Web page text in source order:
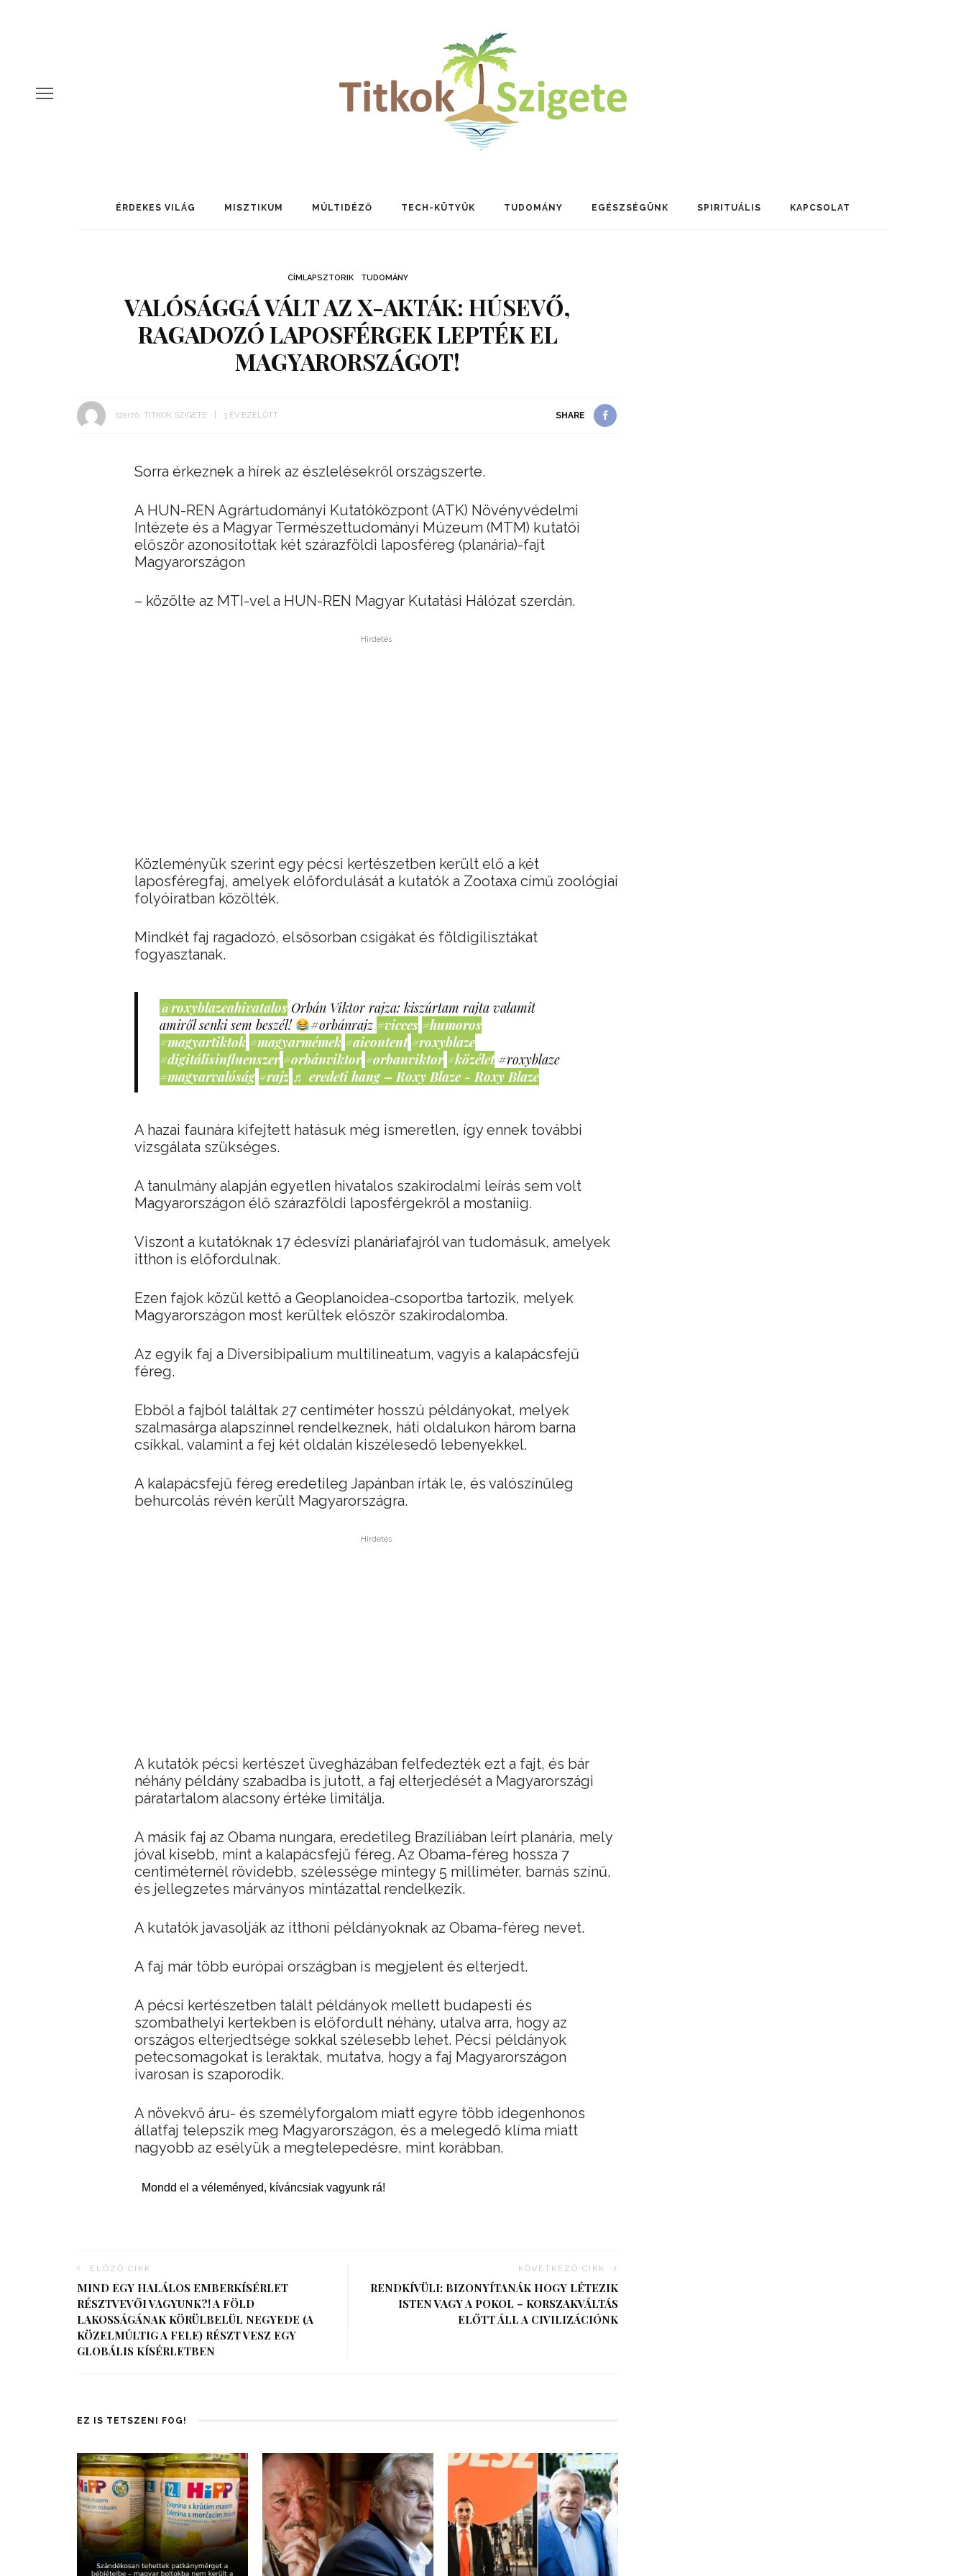
ÉRDEKES VILÁG MISZTIKUM MÚLTIDÉZŐ TECH-KÜTYÜK TUDOMÁNY EGÉSZSÉGÜNK SPIRITUÁLIS KAPCSOLAT
CÍMLAPSZTORIK TUDOMÁNY
VALÓSÁGGÁ VÁLT AZ X-AKTÁK: HÚSEVŐ,
RAGADOZÓ LAPOSFÉRGEK LEPTÉK EL
MAGYARORSZÁGOT!
szerző: TITKOK SZIGETE 3 ÉV EZELŐTT SHARE
Sorra érkeznek a hírek az észlelésekről országszerte.
A HUN-REN Agrártudományi Kutatóközpont (ATK) Növényvédelmi
Intézete és a Magyar Természettudományi Múzeum (MTM) kutatói
először azonosítottak két szárazföldi laposféreg (planária)-fajt
Magyarországon
– közölte az MTI-vel a HUN-REN Magyar Kutatási Hálózat szerdán.
Hirdetés
Közleményük szerint egy pécsi kertészetben került elő a két
laposféregfaj, amelyek előfordulását a kutatók a Zootaxa című zoológiai
folyóiratban közölték.
Mindkét faj ragadozó, elsősorban csigákat és földigilisztákat
fogyasztanak.
@roxyblazeahivatalos Orbán Viktor rajza: kiszúrtam rajta valamit
amiről senki sem beszél!
#orbánrajz #vicces #humoros
#magyartiktok #magyarmémek #aicontent #roxyblaze
#digitálisinfluenszer #orbánviktor #orbanviktor #közélet #roxyblaze
#magyarvalóság #rajz ♬ eredeti hang – Roxy Blaze - Roxy Blaze
A hazai faunára kifejtett hatásuk még ismeretlen, így ennek további
vizsgálata szükséges.
A tanulmány alapján egyetlen hivatalos szakirodalmi leírás sem volt
Magyarországon élő szárazföldi laposférgekről a mostaniig.
Viszont a kutatóknak 17 édesvízi planáriafajról van tudomásuk, amelyek
itthon is előfordulnak.
Ezen fajok közül kettő a Geoplanoidea-csoportba tartozik, melyek
Magyarországon most kerültek először szakirodalomba.
Az egyik faj a Diversibipalium multilineatum, vagyis a kalapácsfejű
féreg.
Ebből a fajból találtak 27 centiméter hosszú példányokat, melyek
szalmasárga alapszínnel rendelkeznek, háti oldalukon három barna
csíkkal, valamint a fej két oldalán kiszélesedő lebenyekkel.
A kalapácsfejű féreg eredetileg Japánban írták le, és valószínűleg
behurcolás révén került Magyarországra.
Hirdetés
A kutatók pécsi kertészet üvegházában felfedezték ezt a fajt, és bár
néhány példány szabadba is jutott, a faj elterjedését a Magyarországi
páratartalom alacsony értéke limitálja.
A másik faj az Obama nungara, eredetileg Brazíliában leírt planária, mely
jóval kisebb, mint a kalapácsfejű féreg. Az Obama-féreg hossza 7
centiméternél rövidebb, szélessége mintegy 5 milliméter, barnás színű,
és jellegzetes márványos mintázattal rendelkezik.
A kutatók javasolják az itthoni példányoknak az Obama-féreg nevet.
A faj már több európai országban is megjelent és elterjedt.
A pécsi kertészetben talált példányok mellett budapesti és
szombathelyi kertekben is előfordult néhány, utalva arra, hogy az
országos elterjedtsége sokkal szélesebb lehet. Pécsi példányok
petecsomagokat is leraktak, mutatva, hogy a faj Magyarországon
ivarosan is szaporodik.
A növekvő áru- és személyforgalom miatt egyre több idegenhonos
állatfaj telepszik meg Magyarországon, és a melegedő klíma miatt
nagyobb az esélyük a megtelepedésre, mint korábban.
Mondd el a véleményed, kíváncsiak vagyunk rá!
ELŐZŐ CIKK
MIND EGY HALÁLOS EMBERKÍSÉRLET
RÉSZTVEVŐI VAGYUNK?! A FÖLD
LAKOSSÁGÁNAK KÖRÜLBELÜL NEGYEDE (A
KÖZELMÚLTIG A FELE) RÉSZT VESZ EGY
GLOBÁLIS KÍSÉRLETBEN
KÖVETKEZŐ CIKK
RENDKÍVÜLI: BIZONYÍTANÁK HOGY LÉTEZIK
ISTEN VAGY A POKOL – KORSZAKVÁLTÁS
ELŐTT ÁLL A CIVILIZÁCIÓNK
EZ IS TETSZENI FOG!